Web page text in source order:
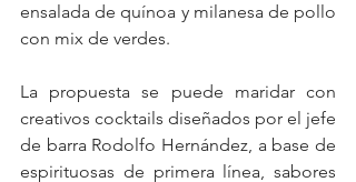
ensalada de quínoa y milanesa de pollo
con mix de verdes.
La propuesta se puede maridar con
creativos cocktails diseñados por el jefe
de barra Rodolfo Hernández, a base de
espirituosas de primera línea, sabores